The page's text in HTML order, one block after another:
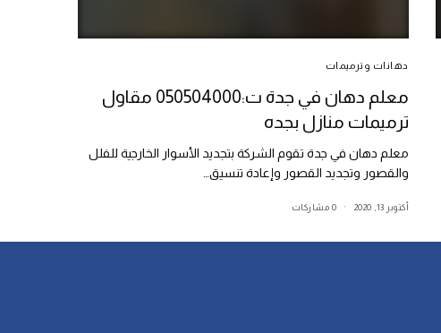
دهانات وترميمات
معلم دهان في جدة ت:050504000 مقاول
ترميمات منازل بجده
معلم دهان في جدة تقوم الشركة بتجديد الأسوار الخارجية للفلل
والقصور وتجديد القصور وإعادة تنسيق…
أكتوبر 13, 2020 0 مشاركات